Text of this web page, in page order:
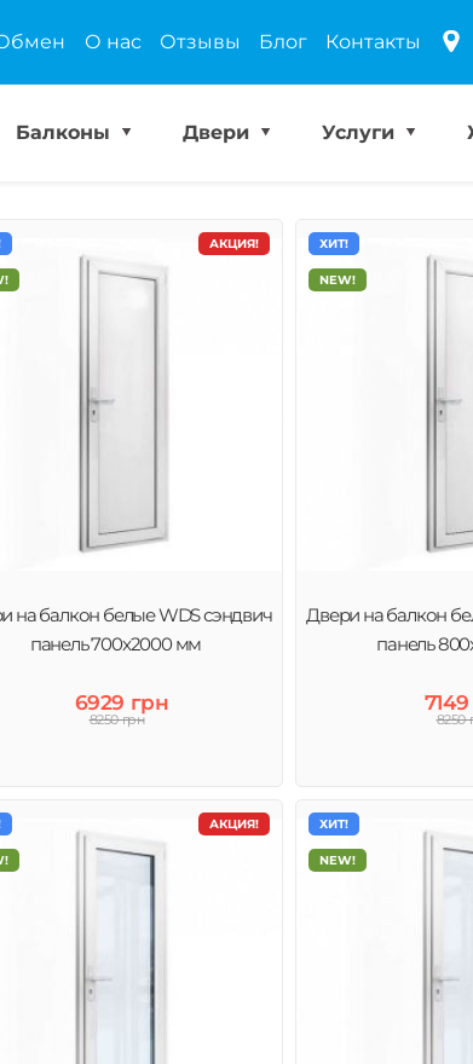
О нас Отзывы Блог Контакты
Балконы Двери Услуги
АКЦИЯ!
на балкон белые WDS сэндвич
панель 700x2000 мм
6929 грн
8250 грн
ХИТ!
NEW!
Двери на балкон
панель
8250
АКЦИЯ! ХИТ!
NEW!